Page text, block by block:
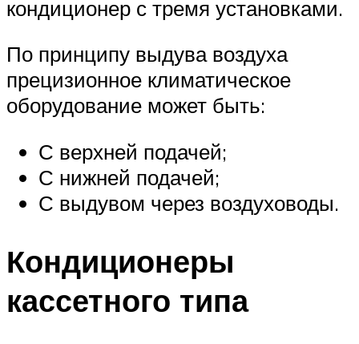
кондиционер с тремя установками.
По принципу выдува воздуха
прецизионное климатическое
оборудование может быть:
С верхней подачей;
С нижней подачей;
С выдувом через воздуховоды.
Кондиционеры
кассетного типа